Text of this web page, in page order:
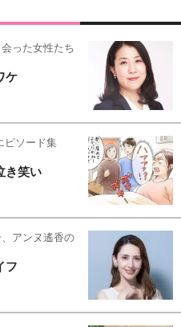
った女性たち
ケ
ピソード集
き笑い
アンヌ遙香の
フ